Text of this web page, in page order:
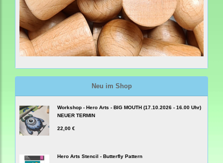
Neu im Shop
Workshop - Hero Arts - BIG MOUTH (17.10.2026 - 16.00 Uhr)
NEUER TERMIN
22,00 €
Hero Arts Stencil - Butterfly Pattern